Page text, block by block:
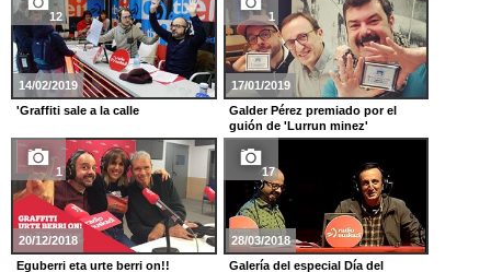
12
14/02/2019
'Graffiti sale a la calle
1
17/01/2019
Galder Pérez premiado por el
guión de 'Lurrun minez'
1
20/12/2018
Eguberri eta urte berri on!!
17
28/03/2018
Galería del especial Día del